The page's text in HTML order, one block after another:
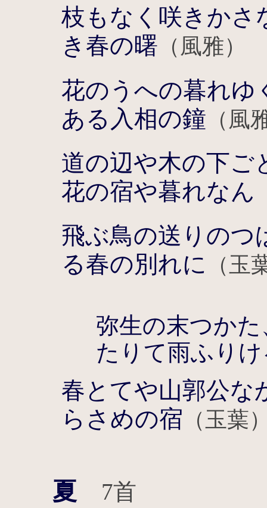
枝もなく咲きかさ
き春の曙 （風雅）
花のうへの暮れゆ
ある入相の鐘 （風
道の辺や木の下ご
花の宿や暮れなん
飛ぶ鳥の送りのつ
る春の別れに （玉
弥生の末つか
たりて雨ふり
春とてや山郭公な
らさめの宿 （玉葉
夏 7首